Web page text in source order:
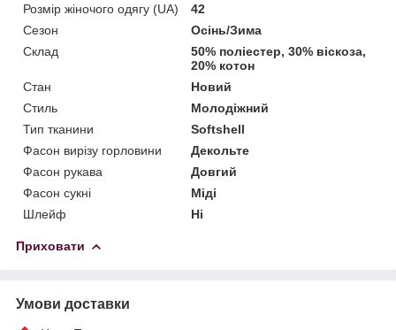
Розмір жіночого одягу (UA)
42
Сезон
Осінь/Зима
Склад
50% поліестер, 30% віскоза,
20% котон
Стан
Новий
Стиль
Молодіжний
Тип тканини
Softshell
Фасон вирізу горловини
Декольте
Фасон рукава
Довгий
Фасон сукні
Міді
Шлейф
Ні
Приховати
Умови доставки